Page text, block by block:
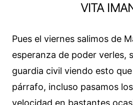
VITA
Pues el viernes salimos de
esperanza de poder verles,
guardia civil viendo esto
párrafo, incluso pasamos
velocidad en bastantes